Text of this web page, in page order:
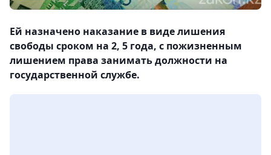
Ей назначено наказание в виде лишения
свободы сроком на 2, 5 года, с пожизненным
лишением права занимать должности на
государственной службе.